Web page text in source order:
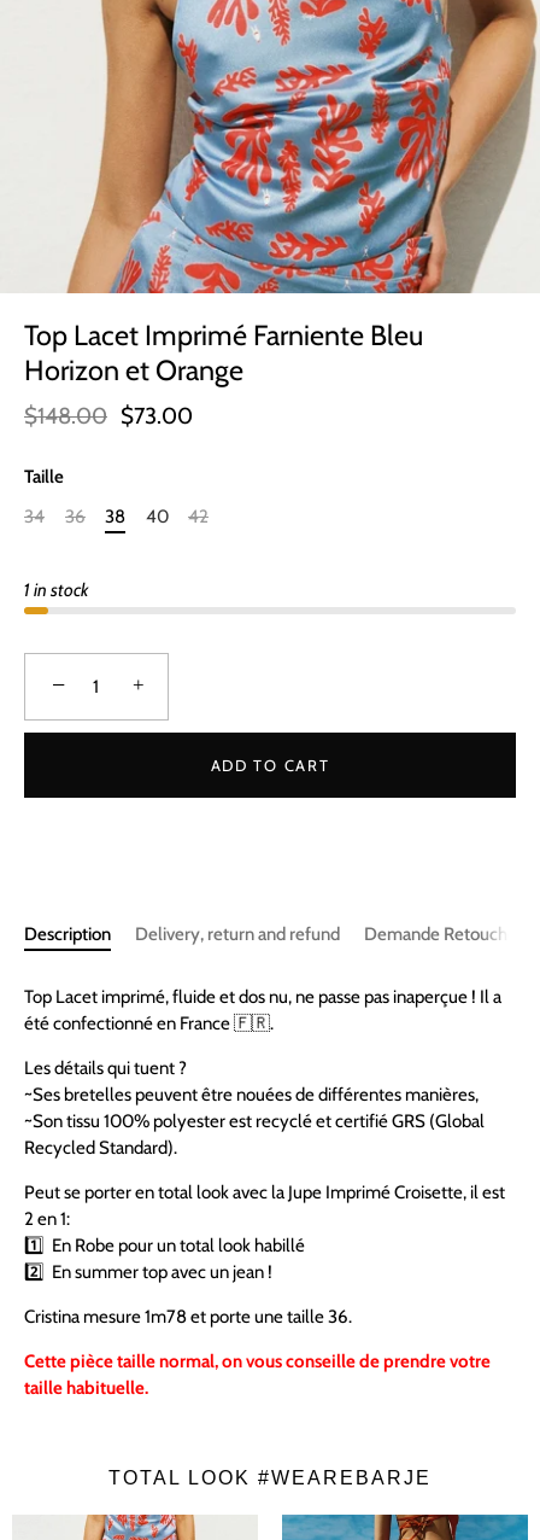
Top Lacet Imprimé Farniente Bleu
Horizon et Orange
$148.00 $73.00
Taille
34
36 38 40 42
1 in stock
− +
ADD TO CART
Description Delivery, return and refund Demande Retouche
Top Lacet imprimé, fluide et dos nu, ne passe pas inaperçue ! Il a
été confectionné en France 🇫🇷.
Les détails qui tuent ?
~Ses bretelles peuvent être nouées de différentes manières,
~Son tissu 100% polyester est recyclé et certifié GRS (Global
Recycled Standard).
Peut se porter en total look avec la Jupe Imprimé Croisette, il est
2 en 1:
1️⃣ En Robe pour un total look habillé
2️⃣ En summer top avec un jean !
Cristina mesure 1m78 et porte une taille 36.
Cette pièce taille normal, on vous conseille de prendre votre
taille habituelle.
TOTAL LOOK #WEAREBARJE